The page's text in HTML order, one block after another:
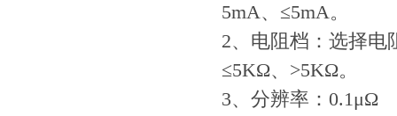
5mA、≤5mA。
2、电阻档：选择
≤5KΩ、>5KΩ。
3、分辨率：0.1μΩ